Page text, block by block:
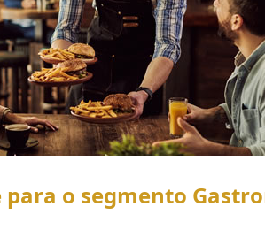
o segmento